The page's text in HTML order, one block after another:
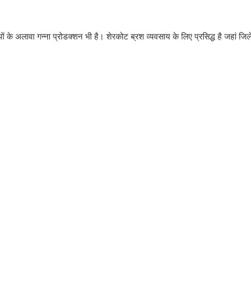
के अलावा गन्ना प्रोडक्शन भी है। शेरकोट ब्रश व्यवसाय के लिए प्रसिद्ध है जहां